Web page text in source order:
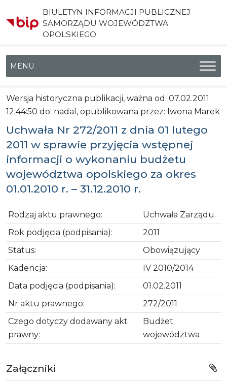
BIULETYN INFORMACJI PUBLICZNEJ
SAMORZĄDU WOJEWÓDZTWA
OPOLSKIEGO
Menu główne
Wersja historyczna publikacji, ważna od: 07.02.2011
12:44:50 do: nadal, opublikowana przez: Iwona Marek
Uchwała Nr 272/2011 z dnia 01 lutego
2011 w sprawie przyjęcia wstępnej
informacji o wykonaniu budżetu
województwa opolskiego za okres
01.01.2010 r. – 31.12.2010 r.
Rodzaj aktu prawnego:
Uchwała Zarządu
Rok podjęcia (podpisania):
2011
Status:
Obowiązujący
Kadencja:
IV 2010/2014
Data podjęcia (podpisania):
01.02.2011
Nr aktu prawnego:
272/2011
Czego dotyczy dodawany akt
prawny:
Budżet
województwa
Załączniki